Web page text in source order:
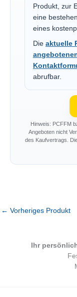
Produkt, zur
eine
eines
Die aktuelle
abrufbar.
Hinweis: PCFFM
Angeboten nicht
des Kaufvertrags.
← Vorheriges Produkt
Ihr